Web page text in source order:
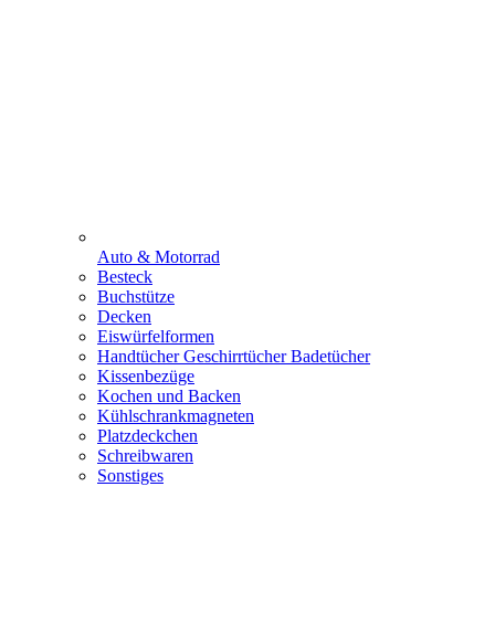
Auto & Motorrad
Besteck
Buchstütze
Decken
Eiswürfelformen
Handtücher Geschirrtücher Badetücher
Kissenbezüge
Kochen und Backen
Kühlschrankmagneten
Platzdeckchen
Schreibwaren
Sonstiges